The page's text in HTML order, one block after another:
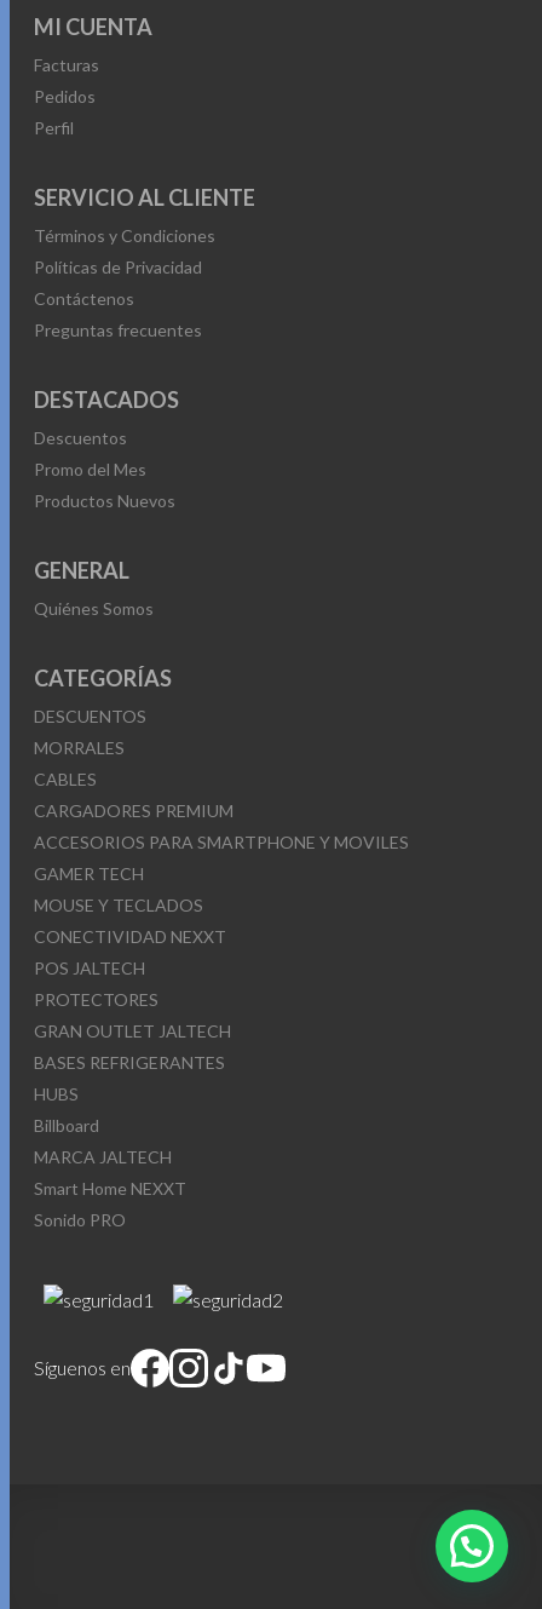
MI CUENTA
Facturas
Pedidos
Perfil
SERVICIO AL CLIENTE
Términos y Condiciones
Políticas de Privacidad
Contáctenos
Preguntas frecuentes
DESTACADOS
Descuentos
Promo del Mes
Productos Nuevos
GENERAL
Quiénes Somos
CATEGORÍAS
DESCUENTOS
MORRALES
CABLES
CARGADORES PREMIUM
ACCESORIOS PARA SMARTPHONE Y MOVILES
GAMER TECH
MOUSE Y TECLADOS
CONECTIVIDAD NEXXT
POS JALTECH
PROTECTORES
GRAN OUTLET JALTECH
BASES REFRIGERANTES
HUBS
Billboard
MARCA JALTECH
Smart Home NEXXT
Sonido PRO
Síguenos en